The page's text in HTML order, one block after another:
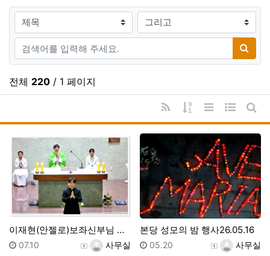
검색대상
검색어
검색
전체 220 / 1 페이지
RSS
게시물 정렬
리스트 스타일
웹진 스
게
이재현(안젤로)보좌신부님 서품 1주년기념
등록자사무실
등록일
07.10
본당 성모의 밤 행사26.05.16
등록자 사무실
등록일
05.20